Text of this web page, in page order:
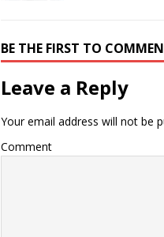
BE THE FIRST TO
Leave a Reply
Your email address will not be
Comment